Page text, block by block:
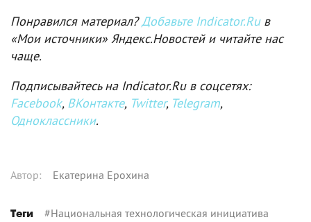
Понравился материал?Добавьте Indicator.Ruв
«Мои источники» Яндекс.Новостей и читайте нас
чаще.
Подписывайтесь на Indicator.Ru в соцсетях:
Facebook, ВКонтакте, Twitter, Telegram,
Одноклассники.
Автор: Екатерина Ерохина
Теги #Национальная технологическая инициатива